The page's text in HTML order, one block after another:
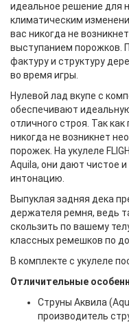
идеальное решение для
климатическим
вас никогда не
выступанием порожков.
фактуру и структуру
во время игры.
Нулевой лад вкупе с
обеспечивают
отличного строя. Так
никогда не возникнет
порожек. На укулеле
Aquila, они дают чистое
интонацию.
Выпуклая задняя дека
держателя ремня, ведь
скользить по вашему
классных ремешков по
В комплекте с укулеле
Отличительные
Струны Аквила
производитель